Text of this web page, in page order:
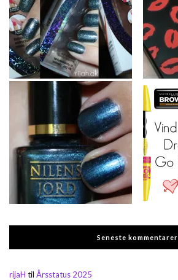
Seneste kommentarer
rijaH til Årsstatus 2025